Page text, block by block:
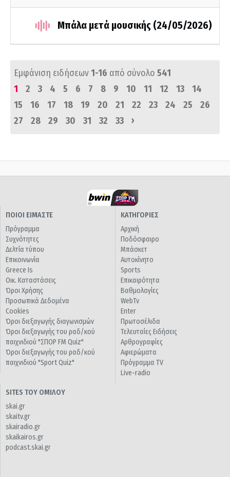
Μπάλα μετά μουσικής (24/05/2026)
Εμφάνιση ειδήσεων1-16 από σύνολο 541
1
2 3 4 5 6 7 8 9 10 11 12 13
14
15
16 17 18 19 20 21 22 23 24 25
26
27
28 29 30 31 32 33 ›
ΠΟΙΟΙ ΕΙΜΑΣΤΕ
Πρόγραμμα
Συχνότητες
Δελτία τύπου
Επικοινωνία
Greece Is
Οικ. Καταστάσεις
Όροι Χρήσης
Προσωπικά Δεδομένα
Cookies
Όροι διεξαγωγής διαγωνισμών
Όροι διεξαγωγής του ραδ/κού
παιχνιδιού "ΣΠΟΡ FM Quiz"
Όροι διεξαγωγής του ραδ/κού
παιχνιδιού "Sport Quiz"
ΚΑΤΗΓΟΡΙΕΣ
Αρχική
Ποδόσφαιρο
Μπάσκετ
Αυτοκίνητο
Sports
Επικαιρότητα
Βαθμολογίες
WebTv
Enter
Πρωτοσέλιδα
Τελευταίες Ειδήσεις
Αρθρογραφίες
Αφιερώματα
Πρόγραμμα TV
Live-radio
SITES ΤΟΥ ΟΜΙΛΟΥ
skai.gr
skaitv.gr
skairadio.gr
skaikairos.gr
podcast.skai.gr